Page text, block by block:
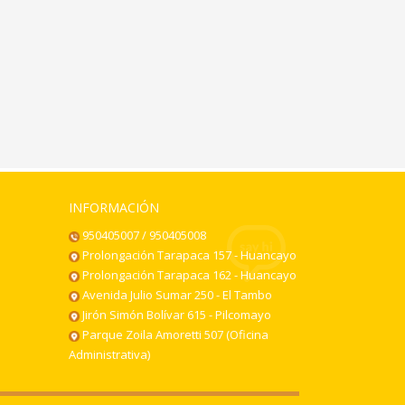
INFORMACIÓN
950405007 / 950405008
Prolongación Tarapaca 157 - Huancayo
Prolongación Tarapaca 162 - Huancayo
Avenida Julio Sumar 250 - El Tambo
Jirón Simón Bolívar 615 - Pilcomayo
Parque Zoila Amoretti 507 (Oficina
Administrativa)